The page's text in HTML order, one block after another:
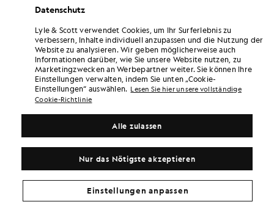
Zahlen Sie5.67
Kostenlose Lieferung ab einem Bestellwert von 70 £
Lieferung nach Hause und Abholstellen. Kostenlose
Rückgabe und Umtausch.
Verdoppeln Sie Ihre Punkte! Sammeln Sie mit
diesem Kauf Punkte bei „
102“.
6 points = 1,00 £
ANMELDEN
PRODUKTDETAILS
So sieht der Look aus
Stellen Sie Ihr komplettes Outfit aus raffinierten Stücken zusammen,
die Ihre Garderobe aufwerten.
Datenschutz
Lyle & Scott verwendet Cookies, um Ihr Surferlebnis zu
verbessern, Inhalte individuell anzupassen und die Nutzung der
Website zu analysieren. Wir geben möglicherweise auch
Informationen darüber, wie Sie unsere Website nutzen, zu
Marketingzwecken an Werbepartner weiter. Sie können Ihre
Einstellungen verwalten, indem Sie unten „Cookie-
Einstellungen“ auswählen. Lesen Sie hier unsere vollständige
Cookie-Richtlinie
Nur das Nötigste akzeptieren
Alle zulassen
Einstellungen anpassen